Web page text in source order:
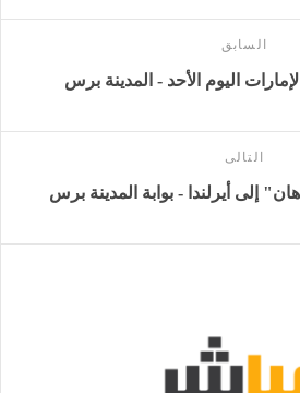
السابق
اليوم الأحد - المدينة برس
التالى
إلى أيرلندا - بوابة المدينة برس